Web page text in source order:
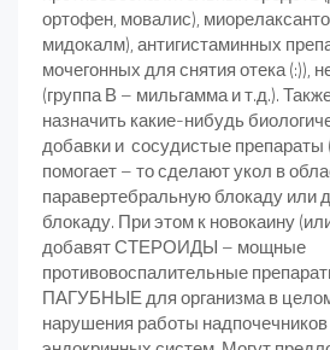
ортофен, мовалис),
мидокалм), антигистаминных
мочегонных для снятия отека (:)),
(группа В – мильгамма и т.д.).
назначить какие-нибудь
добавки и сосудистые препараты
помогает – то сделают укол в
паравертебральную блокаду или
блокаду. При этом к новокаину
добавят СТЕРОИДЫ – мощные
противовоспалительные
ПАГУБНЫЕ для организма в
нарушения работы надпочечников